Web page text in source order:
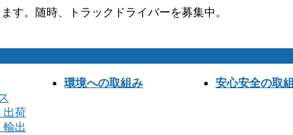
す。随時、トラックドライバーを募集中。
出荷
輸出
環境への取組み 安心安全の取組